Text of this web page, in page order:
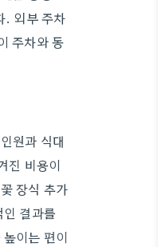
. 외부 주차
주차와 동
원과 식대
진 비용이
장식 추가
결과를
이는 편이